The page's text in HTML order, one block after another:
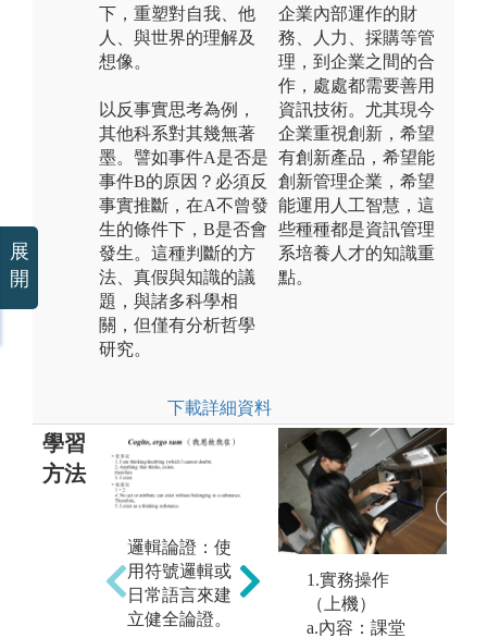
下，重塑對自我、他
人、與世界的理解及
想像。
以反事實思考為例，
其他科系對其幾無著
墨。譬如事件A是否是
事件B的原因？必須反
事實推斷，在A不曾發
生的條件下，B是否會
發生。這種判斷的方
法、真假與知識的議
題，與諸多科學相
關，但僅有分析哲學
研究。
下載詳細資料
企業內部運作的財
務、人力、採購等管
理，到企業之間的合
作，處處都需要善用
資訊技術。尤其現今
企業重視創新，希望
有創新產品，希望能
創新管理企業，希望
能運用人工智慧，這
些種種都是資訊管理
系培養人才的知識重
點。
學習
方法
邏輯論證：使
用符號邏輯或
日常語言來建
立健全論證。
語意分析：重
視語言的意義
內涵和差異。
1.實務操作
（上機）
a.內容：課堂
展
開